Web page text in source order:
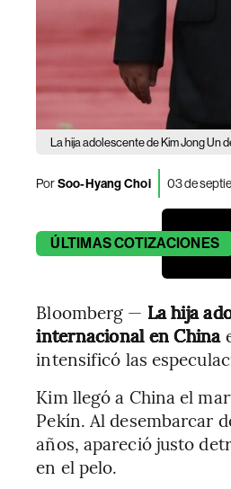
La hija adolescente de Kim Jong Un
PorSoo-Hyang Choi 03 de
ÚLTIMASCOTIZACIONES
Bloomberg — La hija
internacional en China
intensificó las
Kim llegó a China el
Pekín. Al desembarcar
años, apareció justo
en el pelo.